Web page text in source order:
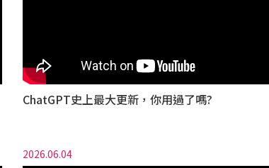
ChatGPT史上最大更新，你用過了嗎?
2026.06.04